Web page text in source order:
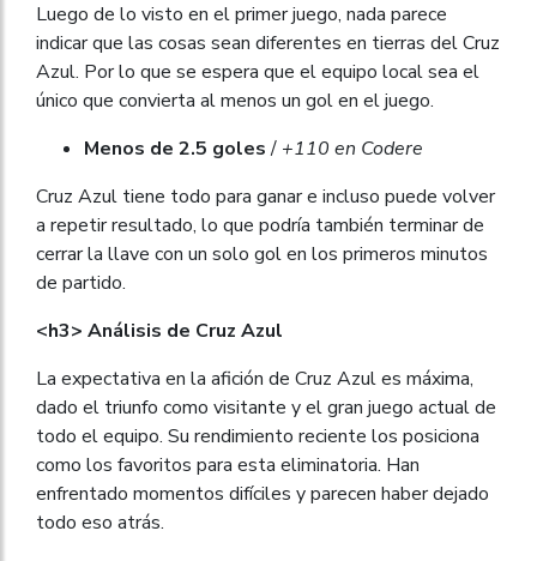
Luego de lo visto en el primer juego, nada parece
indicar que las cosas sean diferentes en tierras del Cruz
Azul. Por lo que se espera que el equipo local sea el
único que convierta al menos un gol en el juego.
Menos de 2.5 goles/ +110 en Codere
Cruz Azul tiene todo para ganar e incluso puede volver
a repetir resultado, lo que podría también terminar de
cerrar la llave con un solo gol en los primeros minutos
de partido.
<h3> Análisis de Cruz Azul
La expectativa en la afición de Cruz Azul es máxima,
dado el triunfo como visitante y el gran juego actual de
todo el equipo. Su rendimiento reciente los posiciona
como los favoritos para esta eliminatoria. Han
enfrentado momentos difíciles y parecen haber dejado
todo eso atrás.